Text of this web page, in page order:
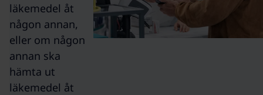
läkemedel åt
någon annan,
eller om någon
annan ska
hämta ut
läkemedel åt